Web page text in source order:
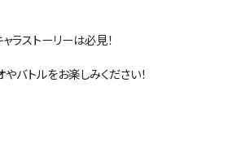
ラストーリーは必見！
バトルをお楽しみください！